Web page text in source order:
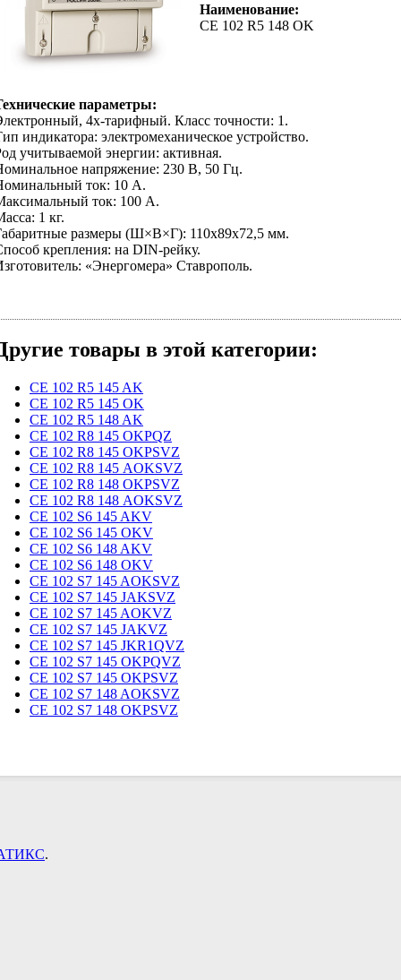
Наименование:
CE 102 R5 148 OK
параметры:
4х-тарифный. Класс точности: 1.
индикатора: электромеханическое устройство.
учитываемой энергии: активная.
напряжение: 230 В, 50 Гц.
ток: 10 А.
ток: 100 А.
1 кг.
размеры (Ш×В×Г): 110x89x72,5 мм.
крепления: на DIN-рейку.
«Энергомера» Ставрополь.
товары в этой категории:
CE 102 R5 145 AK
CE 102 R5 145 OK
CE 102 R5 148 AK
CE 102 R8 145 OKPQZ
CE 102 R8 145 OKРSVZ
CE 102 R8 145 АOKSVZ
CE 102 R8 148 OKРSVZ
CE 102 R8 148 АOKSVZ
CE 102 S6 145 AKV
CE 102 S6 145 OKV
CE 102 S6 148 AKV
CE 102 S6 148 OKV
CE 102 S7 145 AOKSVZ
CE 102 S7 145 JAKSVZ
CE 102 S7 145 AOKVZ
CE 102 S7 145 JAKVZ
CE 102 S7 145 JKR1QVZ
CE 102 S7 145 OKPQVZ
CE 102 S7 145 OKPSVZ
CE 102 S7 148 AOKSVZ
CE 102 S7 148 ОKPSVZ
.